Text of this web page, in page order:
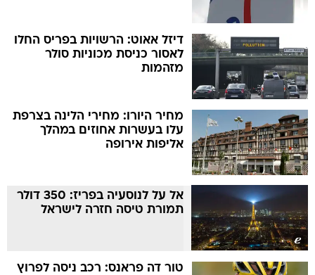
דיזל אאוט: הרשויות בפריס החלו
לאסור כניסת מכוניות סולר
מזהמות
מחיר היורו: מחירי הלינה בצרפת
עלו בעשרות אחוזים במהלך
אליפות אירופה
אל על לנוסעיה בפריז: 350 דולר
תמורת טיסה חזרה לישראל
טור דה פראנס: רכב ניסה לפרוץ